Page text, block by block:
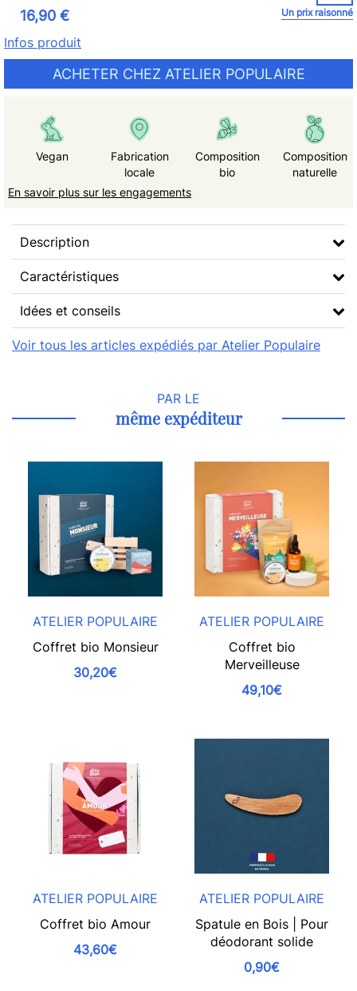
16,90 € Un prix raisonné
Infos produit
ACHETER CHEZ ATELIER POPULAIRE
Vegan
Fabrication
locale
Composition
bio
Composition
naturelle
En savoir plus sur les engagements
Description
Caractéristiques
Idées et conseils
Voir tous les articles expédiés par Atelier Populaire
PAR LE
même expéditeur
ATELIER POPULAIRE
Coffret bio Monsieur
30,20€
ATELIER POPULAIRE
Coffret bio
Merveilleuse
49,10€
ATELIER POPULAIRE
Coffret bio Amour
43,60€
ATELIER POPULAIRE
Spatule en Bois | Pour
déodorant solide
0,90€